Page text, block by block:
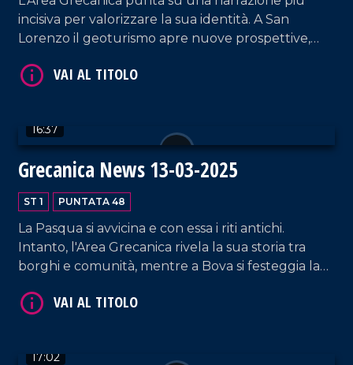
incisiva per valorizzare la sua identità. A San
Lorenzo il geoturismo apre nuove prospettive,
Bruxelles arrivano segnali per il futuro della
16:37
Grecanica News 13-03-2025
ST 1 PUNTATA 48
La Pasqua si avvicina e con essa i riti antichi.
Intanto, l'Area Grecanica rivela la sua storia tra
borghi e comunità, mentre a Bova si festeggia la
17:02
VAI AL TITOLO